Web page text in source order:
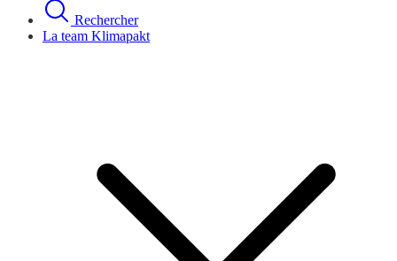
Rechercher
La team Klimapakt